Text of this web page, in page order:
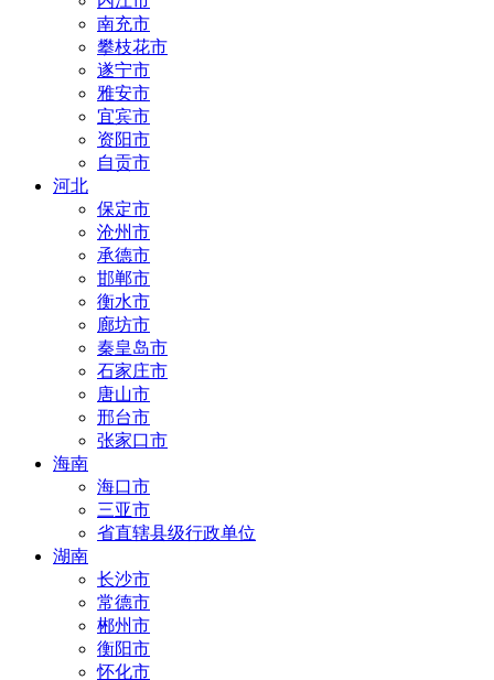
南充市
攀枝花市
遂宁市
雅安市
宜宾市
资阳市
自贡市
河北
保定市
沧州市
承德市
邯郸市
衡水市
廊坊市
秦皇岛市
石家庄市
唐山市
邢台市
张家口市
海南
海口市
三亚市
省直辖县级行政单位
湖南
长沙市
常德市
郴州市
衡阳市
怀化市